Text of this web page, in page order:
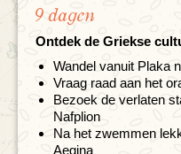
9 dagen
Ontdek de Griekse
Wandel vanuit Plaka
Vraag raad aan het
Bezoek de verlaten
Nafplion
Na het zwemmen
Aegina